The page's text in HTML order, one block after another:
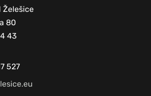
Želešice
80
43
527